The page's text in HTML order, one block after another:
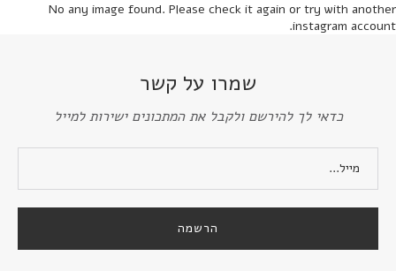
No any image found. Please check it again or try with another
instagram account.
שמרו על קשר
כדאי לך להירשם ולקבל את המתכונים ישירות למייל